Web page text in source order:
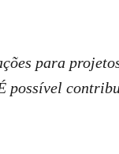
para
possível